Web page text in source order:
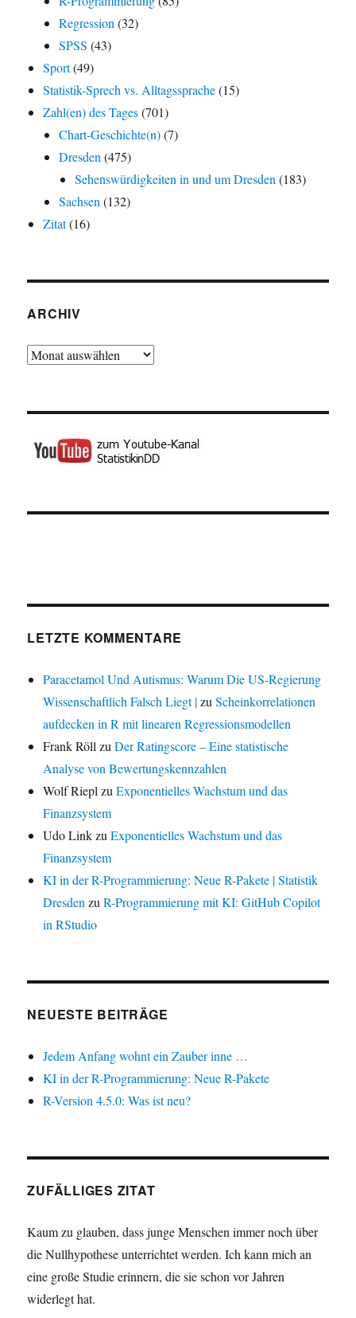
Regression (32)
SPSS (43)
Sport(49)
Statistik-Sprech vs. Alltagssprache(15)
Zahl(en) des Tages(701)
Chart-Geschichte(n)(7)
Dresden (475)
Sehenswürdigkeiten in und um Dresden (183)
Sachsen (132)
Zitat(16)
ARCHIV
Archiv
LETZTE KOMMENTARE
Paracetamol Und Autismus: Warum Die US-Regierung
Wissenschaftlich Falsch Liegt |zuScheinkorrelationen
aufdecken in R mit linearen Regressionsmodellen
Frank Röll zuDer Ratingscore – Eine statistische
Analyse von Bewertungskennzahlen
Wolf Riepl zuExponentielles Wachstum und das
Finanzsystem
Udo LinkzuExponentielles Wachstum und das
Finanzsystem
KI in der R-Programmierung: Neue R-Pakete | Statistik
Dresden zuR-Programmierung mit KI: GitHub Copilot
in RStudio
NEUESTE BEITRÄGE
Jedem Anfang wohnt ein Zauber inne …
KI in der R-Programmierung: Neue R-Pakete
R-Version 4.5.0: Was ist neu?
ZUFÄLLIGES ZITAT
Kaum zu glauben, dass junge Menschen immer noch über
die Nullhypothese unterrichtet werden. Ich kann mich an
eine große Studie erinnern, die sie schon vor Jahren
widerlegt hat.